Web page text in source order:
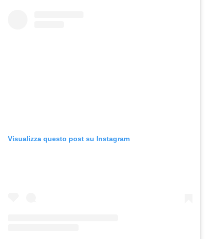
Visualizza questo post su Instagram